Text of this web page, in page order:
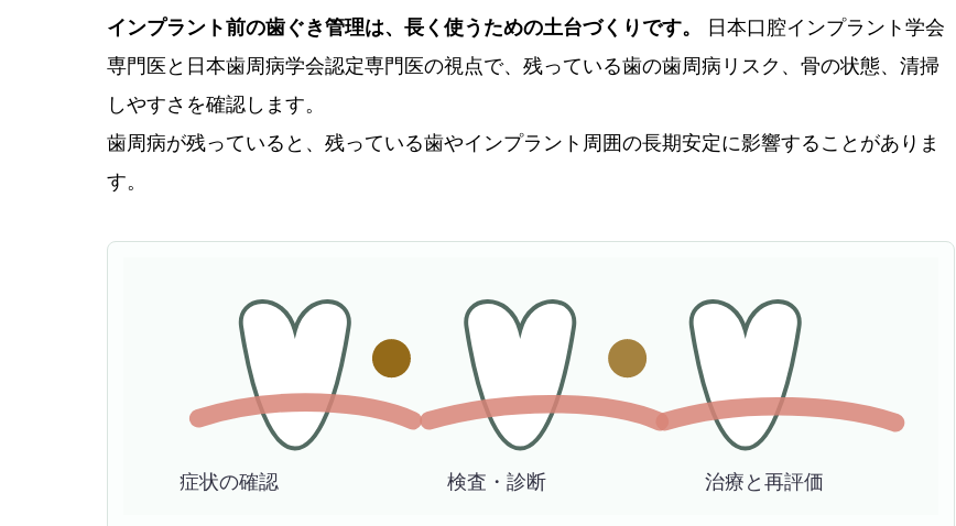
インプラント前の歯ぐき管理は、長く使うための土台づくりです。
日本口腔インプラント学会
専門医と日本歯周病学会認定専門医の視点で、残っている歯の歯周病リスク、骨の状態、清掃
しやすさを確認します。
歯周病が残っていると、残っている歯やインプラント周囲の長期安定に影響することがありま
す。
症状の確認 検査・診断 治療と再評価